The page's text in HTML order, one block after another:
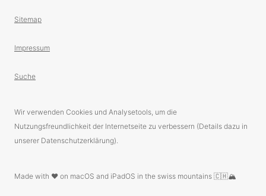
Sitemap
Impressum
Suche
Wir verwenden Cookies und Analysetools, um die
Nutzungsfreundlichkeit der Internetseite zu verbessern (Details dazu in
unserer Datenschutzerklärung).
Made with ❤️ on macOS and iPadOS in the swiss mountains 🇨🇭🏔